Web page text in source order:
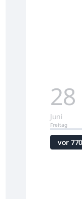
28
Juni
Freitag
vor